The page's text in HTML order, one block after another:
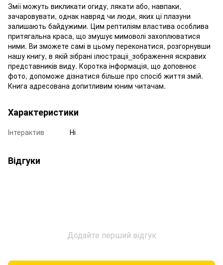
Змії можуть викликати огиду, лякати або, навпаки,
зачаровувати, однак навряд чи люди, яких ці плазуни
залишають байдужими. Цим рептиліям властива особлива
притягальна краса, що змушує мимоволі захоплюватися
ними. Ви зможете самі в цьому переконатися, розгорнувши
нашу книгу, в якій зібрані ілюстраціі_зображення яскравих
представників виду. Коротка інформація, що доповнює
фото, допоможе дізнатися більше про спосіб життя змій.
Книга адресована допитливим юним читачам.
Характеристики
Інтерактив Ні
Відгуки
Додайте перший відгук